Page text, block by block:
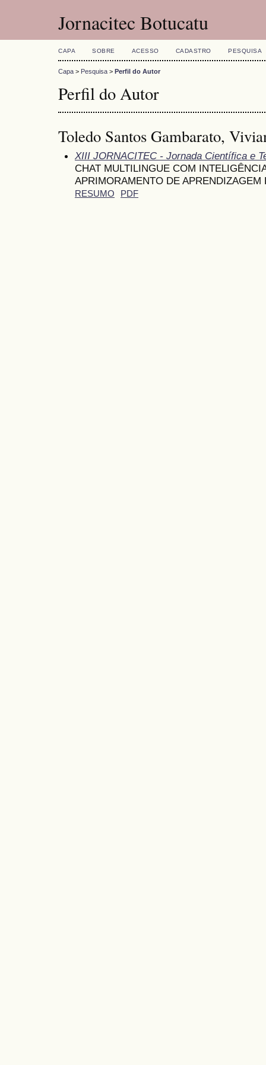
Jornacitec Botucatu
CAPA SOBRE ACESSO CADASTRO PESQUISA
Capa > Pesquisa > Perfil do Autor
Perfil do Autor
Toledo Santos Gambarato,
XIII JORNACITEC - Jornada Científica e
CHAT MULTILINGUE COM
APRIMORAMENTO DE APRENDIZAGEM
RESUMO PDF